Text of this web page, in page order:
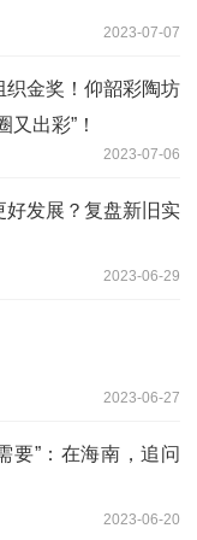
2023-07-07
织金奖！仰韶彩陶坊
又出彩”！
2023-07-06
好发展？复盘新旧实
2023-06-29
2023-06-27
要”：在海南，追问
2023-06-20